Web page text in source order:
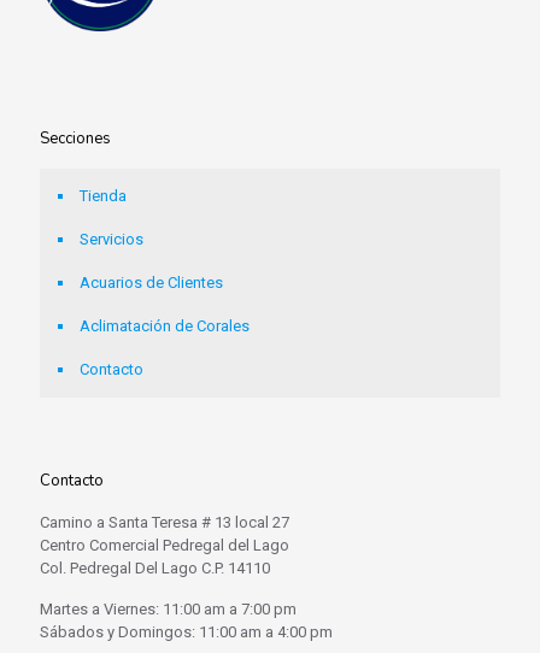
Secciones
Tienda
Servicios
Acuarios de Clientes
Aclimatación de Corales
Contacto
Contacto
Camino a Santa Teresa # 13 local 27
Centro Comercial Pedregal del Lago
Col. Pedregal Del Lago C.P. 14110
Martes a Viernes: 11:00 am a 7:00 pm
Sábados y Domingos: 11:00 am a 4:00 pm